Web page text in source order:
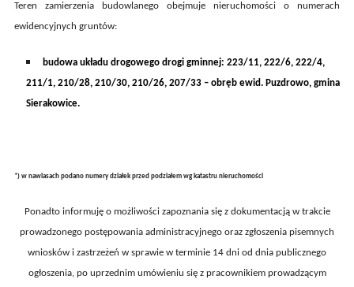
Teren zamierzenia budowlanego obejmuje nieruchomości o numerach
ewidencyjnych gruntów:
budowa układu drogowego drogi gminnej: 223/11, 222/6, 222/4,
211/1, 210/28, 210/30, 210/26, 207/33 – obręb ewid. Puzdrowo, gmina
Sierakowice.
*) w nawiasach podano numery działek przed podziałem wg katastru nieruchomości
Ponadto informuję o możliwości zapoznania się z dokumentacją w trakcie
prowadzonego postępowania administracyjnego oraz zgłoszenia pisemnych
wniosków i zastrzeżeń w sprawie w terminie 14 dni od dnia publicznego
ogłoszenia, po uprzednim umówieniu się z pracownikiem prowadzącym